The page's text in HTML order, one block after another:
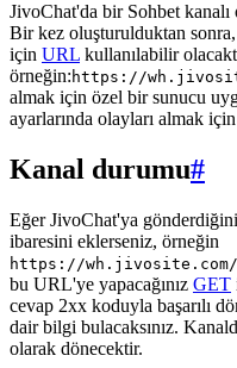
JivoChat'da bir Sohbet
Bir kez oluşturulduktan
için URL kullanılabilir
örneğin: https://
almak için özel bir sunucu
ayarlarında olayları almak
Kanal durumu#
Eğer JivoChat'ya
ibaresini eklerseniz, örneğin
https://
bu URL'ye yapacağınız GET
cevap 2xx koduyla başarılı
dair bilgi bulacaksınız.
olarak dönecektir.